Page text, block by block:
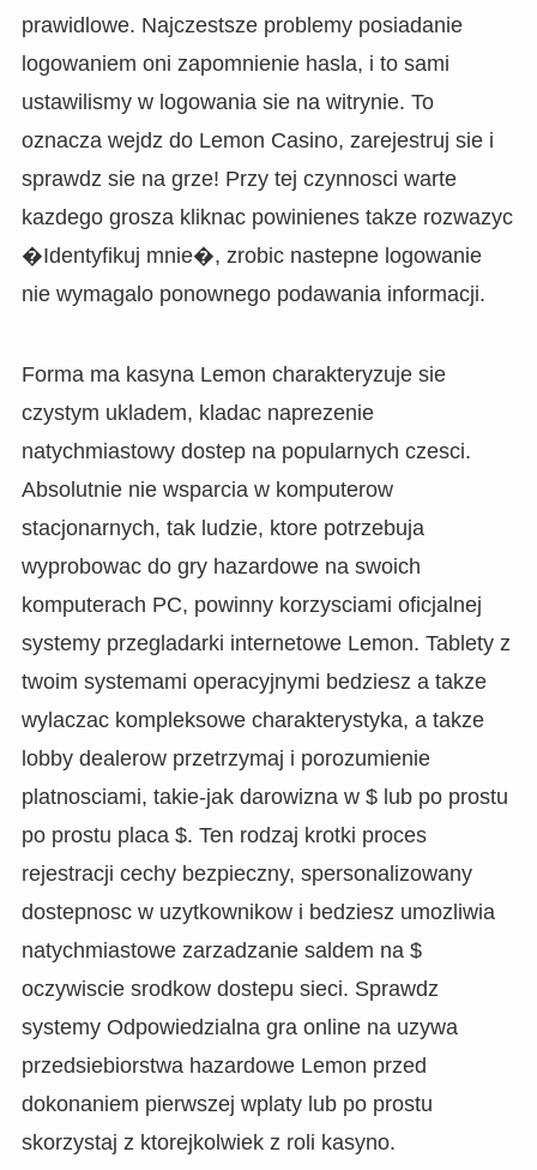
prawidlowe. Najczestsze problemy posiadanie
logowaniem oni zapomnienie hasla, i to sami
ustawilismy w logowania sie na witrynie. To
oznacza wejdz do Lemon Casino, zarejestruj sie i
sprawdz sie na grze! Przy tej czynnosci warte
kazdego grosza kliknac powinienes takze rozwazyc
�Identyfikuj mnie�, zrobic nastepne logowanie
nie wymagalo ponownego podawania informacji.
Forma ma kasyna Lemon charakteryzuje sie
czystym ukladem, kladac naprezenie
natychmiastowy dostep na popularnych czesci.
Absolutnie nie wsparcia w komputerow
stacjonarnych, tak ludzie, ktore potrzebuja
wyprobowac do gry hazardowe na swoich
komputerach PC, powinny korzysciami oficjalnej
systemy przegladarki internetowe Lemon. Tablety z
twoim systemami operacyjnymi bedziesz a takze
wylaczac kompleksowe charakterystyka, a takze
lobby dealerow przetrzymaj i porozumienie
platnosciami, takie-jak darowizna w $ lub po prostu
po prostu placa $. Ten rodzaj krotki proces
rejestracji cechy bezpieczny, spersonalizowany
dostepnosc w uzytkownikow i bedziesz umozliwia
natychmiastowe zarzadzanie saldem na $
oczywiscie srodkow dostepu sieci. Sprawdz
systemy Odpowiedzialna gra online na uzywa
przedsiebiorstwa hazardowe Lemon przed
dokonaniem pierwszej wplaty lub po prostu
skorzystaj z ktorejkolwiek z roli kasyno.